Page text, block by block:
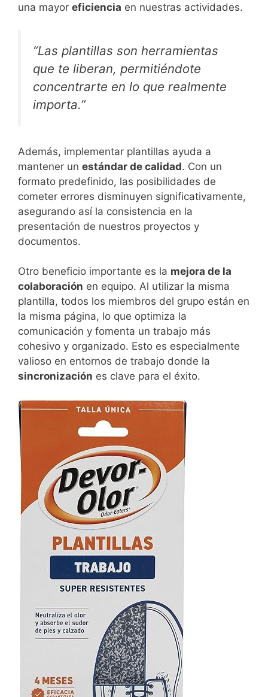
una mayor eficiencia en nuestras actividades.
“Las plantillas son herramientas
que te liberan, permitiéndote
concentrarte en lo que realmente
importa.”
Además, implementar plantillas ayuda a
mantener un estándar de calidad. Con un
formato predefinido, las posibilidades de
cometer errores disminuyen significativamente,
asegurando así la consistencia en la
presentación de nuestros proyectos y
documentos.
Otro beneficio importante es la mejora de la
colaboración en equipo. Al utilizar la misma
plantilla, todos los miembros del grupo están en
la misma página, lo que optimiza la
comunicación y fomenta un trabajo más
cohesivo y organizado. Esto es especialmente
valioso en entornos de trabajo donde la
sincronización es clave para el éxito.